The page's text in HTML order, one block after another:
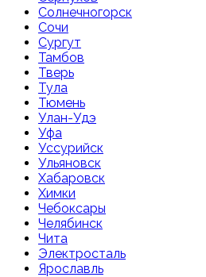
Солнечногорск
Сочи
Сургут
Тамбов
Тверь
Тула
Тюмень
Улан-Удэ
Уфа
Уссурийск
Ульяновск
Хабаровск
Химки
Чебоксары
Челябинск
Чита
Электросталь
Ярославль